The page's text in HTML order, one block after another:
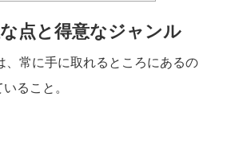
点と得意なジャンル
、常に手に取れるところにあるの
ること。